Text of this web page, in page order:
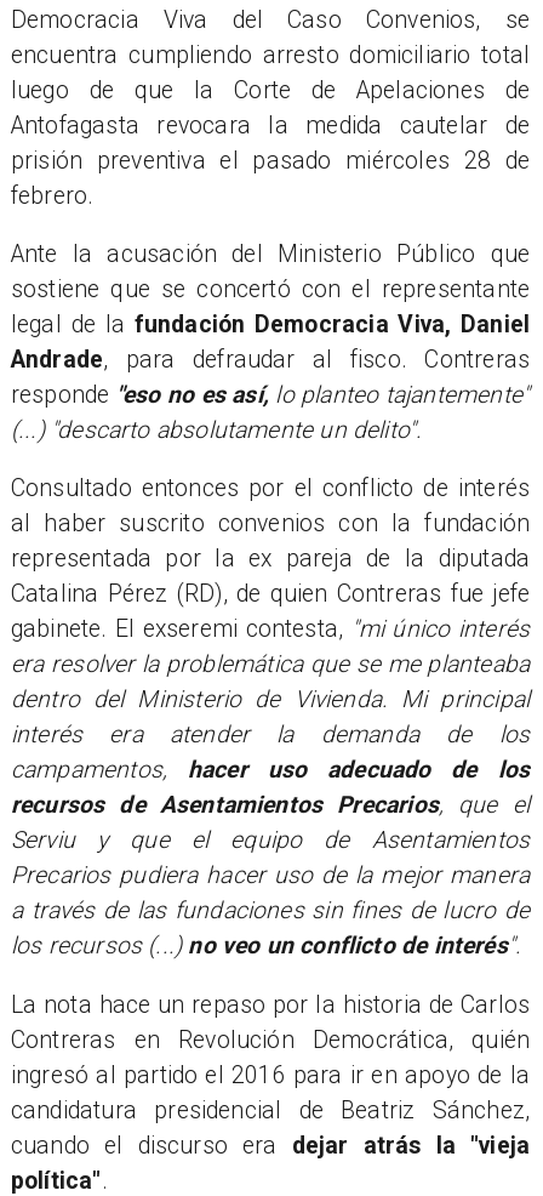
Democracia Viva del Caso Convenios, se
encuentra cumpliendo arresto domiciliario total
luego de que la Corte de Apelaciones de
Antofagasta revocara la medida cautelar de
prisión preventiva el pasado miércoles 28 de
febrero.
Ante la acusación del Ministerio Público que
sostiene que se concertó con el representante
legal de la fundación Democracia Viva, Daniel
Andrade, para defraudar al fisco. Contreras
responde "eso no es así, lo planteo tajantemente"
(...) "descarto absolutamente un delito".
Consultado entonces por el conflicto de interés
al haber suscrito convenios con la fundación
representada por la ex pareja de la diputada
Catalina Pérez (RD), de quien Contreras fue jefe
gabinete. El exseremi contesta, "mi único interés
era resolver la problemática que se me planteaba
dentro del Ministerio de Vivienda. Mi principal
interés era atender la demanda de los
campamentos, hacer uso adecuado de los
recursos de Asentamientos Precarios, que el
Serviu y que el equipo de Asentamientos
Precarios pudiera hacer uso de la mejor manera
a través de las fundaciones sin fines de lucro de
los recursos (...) no veo un conflicto de interés".
La nota hace un repaso por la historia de Carlos
Contreras en Revolución Democrática, quién
ingresó al partido el 2016 para ir en apoyo de la
candidatura presidencial de Beatriz Sánchez,
cuando el discurso era dejar atrás la "vieja
política".